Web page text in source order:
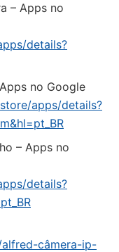
– Apps no
details?
no Google
apps/details?
– Apps no
details?
câmera-ip-